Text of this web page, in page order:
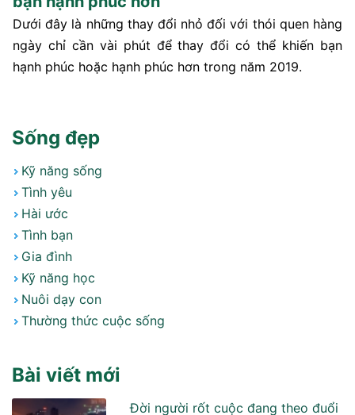
Dưới đây là những thay đổi nhỏ đối với thói quen hàng
ngày chỉ cần vài phút để thay đổi có thể khiến bạn
hạnh phúc hoặc hạnh phúc hơn trong năm 2019.
Sống đẹp
Kỹ năng sống
Tình yêu
Hài ước
Tình bạn
Gia đình
Kỹ năng học
Nuôi dạy con
Thường thức cuộc sống
Bài viết mới
Đời người rốt cuộc đang theo đuổi